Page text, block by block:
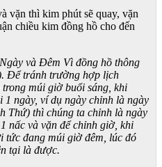
vặn thì kim phút sẽ quay, vặn
chiều kim đồng hồ cho đến
và Đêm Vì đồng hồ thông
Để tránh trường hợp lịch
múi giờ buổi sáng, khi
ngày, ví dụ ngày chỉnh là ngày
Thứ) thì chúng ta chỉnh là ngày
nấc và vặn để chỉnh giờ, khi
tức đang múi giờ đêm, lúc đó
tại là được.